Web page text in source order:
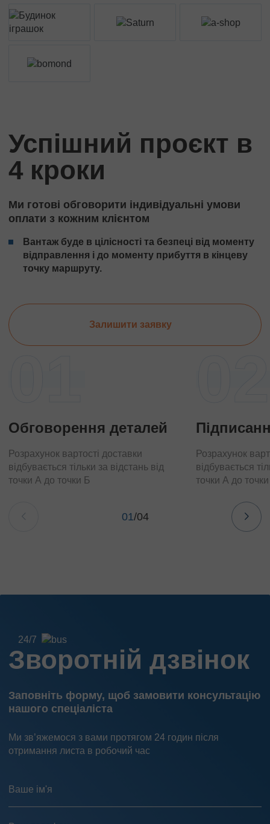
Успішний проєкт в
4 кроки
Ми готові обговорити індивідуальні умови
оплати з кожним клієнтом
Вантаж буде в цілісності та безпеці від моменту
відправлення і до моменту прибуття в кінцеву
точку маршруту.
Залишити заявку
Обговорення деталей
Розрахунок вартості доставки
відбувається тільки за відстань від
точки А до точки Б
Розрахунок
відбувається
точки А до
01/04
24/7
Зворотній дзвінок
Заповніть форму, щоб замовити консультацію
нашого спеціаліста
Ми зв’яжемося з вами протягом 24 годин після
отримання листа в робочий час